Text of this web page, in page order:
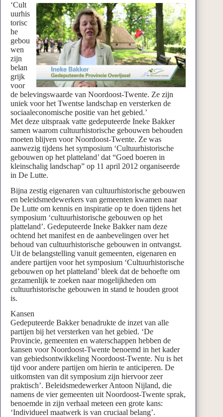
‘Cult
uurhis
torisc
he
gebou
wen
zijn
belan
grijk
voor
de belevingswaarde van Noordoost-Twente. Ze zijn
uniek voor het Twentse landschap en versterken de
sociaaleconomische positie van het gebied.’
Met deze uitspraak vatte gedeputeerde Ineke Bakker
samen waarom cultuurhistorische gebouwen behouden
moeten blijven voor Noordoost-Twente. Ze was
aanwezig tijdens het symposium ‘Cultuurhistorische
gebouwen op het platteland’ dat “Goed boeren in
kleinschalig landschap” op 11 april 2012 organiseerde
in De Lutte.
Bijna zestig eigenaren van cultuurhistorische gebouwen
en beleidsmedewerkers van gemeenten kwamen naar
De Lutte om kennis en inspiratie op te doen tijdens het
symposium ‘cultuurhistorische gebouwen op het
platteland’. Gedeputeerde Ineke Bakker nam deze
ochtend het manifest en de aanbevelingen over het
behoud van cultuurhistorische gebouwen in ontvangst.
Uit de belangstelling vanuit gemeenten, eigenaren en
andere partijen voor het symposium ‘Cultuurhistorische
gebouwen op het platteland’ bleek dat de behoefte om
gezamenlijk te zoeken naar mogelijkheden om
cultuurhistorische gebouwen in stand te houden groot
is.
Kansen
Gedeputeerde Bakker benadrukte de inzet van alle
partijen bij het versterken van het gebied. ‘De
Provincie, gemeenten en waterschappen hebben de
kansen voor Noordoost-Twente benoemd in het kader
van gebiedsontwikkeling Noordoost-Twente. Nu is het
tijd voor andere partijen om hierin te anticiperen. De
uitkomsten van dit symposium zijn hiervoor zeer
praktisch’. Beleidsmedewerker Antoon Nijland, die
namens de vier gemeenten uit Noordoost-Twente sprak,
benoemde in zijn verhaal meteen een grote kans:
‘Individueel maatwerk is van cruciaal belang’.